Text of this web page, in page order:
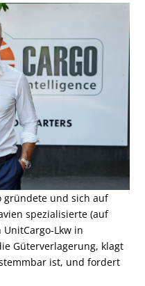
gründete und sich auf
spezialisierte (auf
Lkw in
Güterverlagerung, klagt
ist, und fordert